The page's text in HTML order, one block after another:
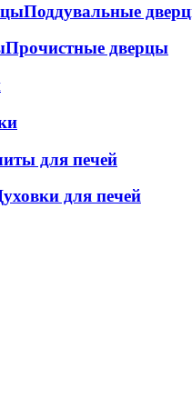
Поддувальные
Прочистные дверцы
для печей
для печей